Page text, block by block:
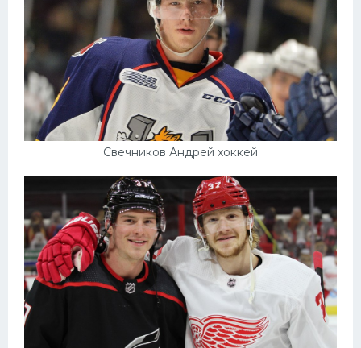
Свечников Андрей хоккей